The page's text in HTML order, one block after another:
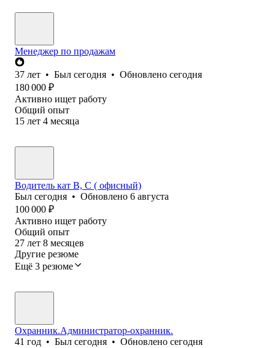
Менеджер по продажам
37 лет • Был сегодня • Обновлено сегодня
180 000 ₽
Активно ищет работу
Общий опыт
15 лет 4 месяца
Водитель кат В, С ( офисный)
Был сегодня • Обновлено 6 августа
100 000 ₽
Активно ищет работу
Общий опыт
27 лет 8 месяцев
Другие резюме
Ещё 3 резюме
Охранник.Администратор-охранник.
41 год • Был сегодня • Обновлено сегодня